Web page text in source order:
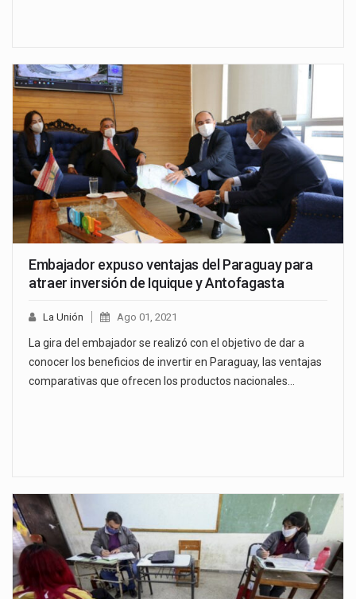
Embajador expuso ventajas del Paraguay para
atraer inversión de Iquique y Antofagasta
La Unión Ago 01, 2021
La gira del embajador se realizó con el objetivo de dar a
conocer los beneficios de invertir en Paraguay, las ventajas
comparativas que ofrecen los productos nacionales…